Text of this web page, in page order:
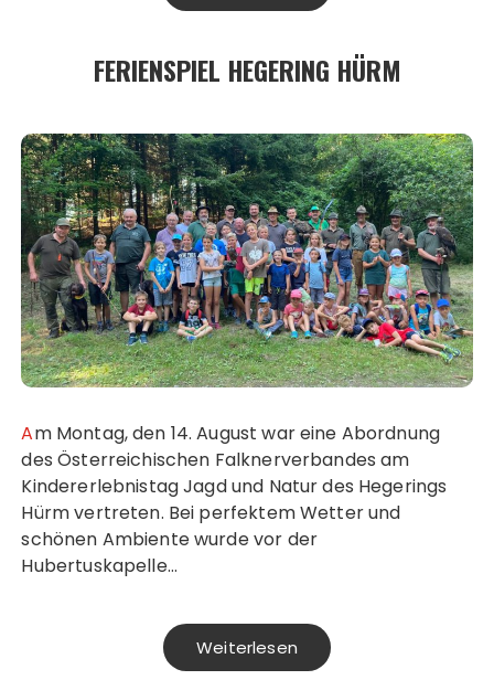
FERIENSPIEL HEGERING HÜRM
Am Montag, den 14. August war eine Abordnung
des Österreichischen Falknerverbandes am
Kindererlebnistag Jagd und Natur des Hegerings
Hürm vertreten. Bei perfektem Wetter und
schönen Ambiente wurde vor der
Hubertuskapelle…
Weiterlesen